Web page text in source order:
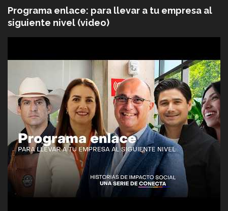
Programa enlace: para llevar a tu empresa al
siguiente nivel (video)